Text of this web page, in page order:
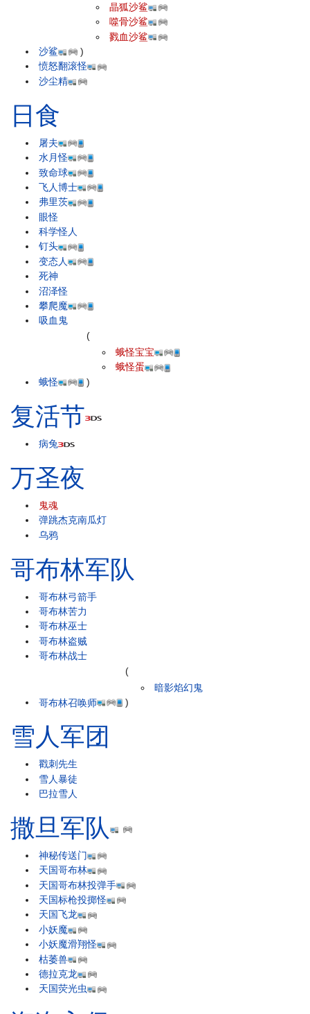
沙鲨
晶狐沙鲨
噬骨沙鲨
戮血沙鲨
)
愤怒翻滚怪
沙尘精
日食
屠夫
水月怪
致命球
飞人博士
弗里茨
眼怪
科学怪人
钉头
变态人
死神
沼泽怪
攀爬魔
吸血鬼
蛾怪
(
蛾怪宝宝
蛾怪蛋
)
复活节
病兔
万圣夜
鬼魂
弹跳杰克南瓜灯
乌鸦
哥布林军队
哥布林弓箭手
哥布林苦力
哥布林巫士
哥布林盗贼
哥布林战士
哥布林召唤师
(
暗影焰幻鬼
)
雪人军团
戳刺先生
雪人暴徒
巴拉雪人
撒旦军队
神秘传送门
天国哥布林
天国哥布林投弹手
天国标枪投掷怪
天国飞龙
小妖魔
小妖魔滑翔怪
枯萎兽
德拉克龙
天国荧光虫